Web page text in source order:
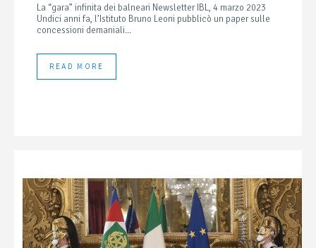
La “gara” infinita dei balneari Newsletter IBL, 4 marzo 2023
Undici anni fa, l’Istituto Bruno Leoni pubblicò un paper sulle
concessioni demaniali...
READ MORE